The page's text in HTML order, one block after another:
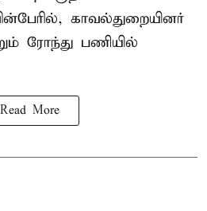
காவல்துறையினர்
ரோந்து பணியில்
Read More